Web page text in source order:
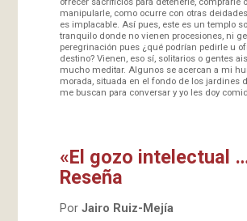
manipularle, como ocurre con otras
es implacable. Así pues, este es un templo
tranquilo donde no vienen procesiones, ni
peregrinación pues ¿qué podrían pedirle u
destino? Vienen, eso sí, solitarios o gentes
mucho meditar. Algunos se acercan a mi
morada, situada en el fondo de los jardines
me buscan para conversar y yo les doy
«El gozo intelectual
Reseña
Por Jairo Ruiz-Mejía